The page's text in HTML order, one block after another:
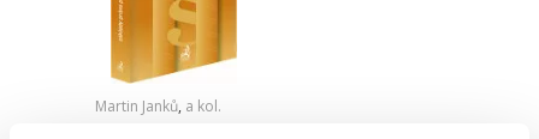
Martin Janků, a kol.